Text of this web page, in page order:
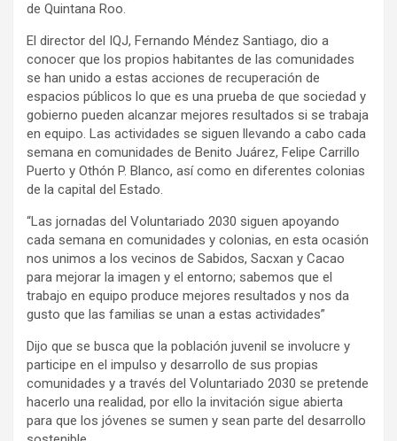
de Quintana Roo.
El director del IQJ, Fernando Méndez Santiago, dio a
conocer que los propios habitantes de las comunidades
se han unido a estas acciones de recuperación de
espacios públicos lo que es una prueba de que sociedad y
gobierno pueden alcanzar mejores resultados si se trabaja
en equipo. Las actividades se siguen llevando a cabo cada
semana en comunidades de Benito Juárez, Felipe Carrillo
Puerto y Othón P. Blanco, así como en diferentes colonias
de la capital del Estado.
“Las jornadas del Voluntariado 2030 siguen apoyando
cada semana en comunidades y colonias, en esta ocasión
nos unimos a los vecinos de Sabidos, Sacxan y Cacao
para mejorar la imagen y el entorno; sabemos que el
trabajo en equipo produce mejores resultados y nos da
gusto que las familias se unan a estas actividades”
Dijo que se busca que la población juvenil se involucre y
participe en el impulso y desarrollo de sus propias
comunidades y a través del Voluntariado 2030 se pretende
hacerlo una realidad, por ello la invitación sigue abierta
para que los jóvenes se sumen y sean parte del desarrollo